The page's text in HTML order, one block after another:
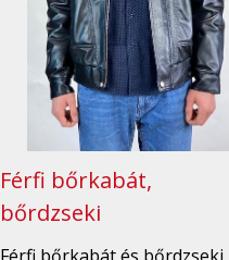
Férfi bőrkabát,
bőrdzseki
Férfi bőrkabát és bőrdzseki